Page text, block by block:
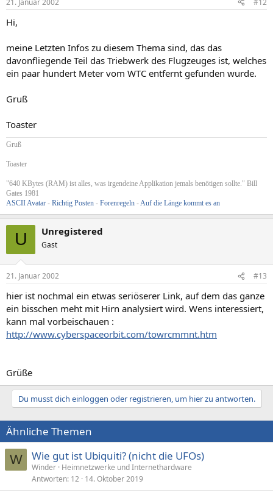
Hi,
meine Letzten Infos zu diesem Thema sind, das das
davonfliegende Teil das Triebwerk des Flugzeuges ist, welches
ein paar hundert Meter vom WTC entfernt gefunden wurde.
Gruß
Toaster
Gruß
Toaster
"640 KBytes (RAM) ist alles, was irgendeine Applikation jemals benötigen sollte." Bill
Gates 1981
ASCII Avatar - Richtig Posten - Forenregeln - Auf die Länge kommt es an
U Unregistered
Gast
21. Januar 2002 #13
hier ist nochmal ein etwas seriöserer Link, auf dem das ganze
ein bisschen meht mit Hirn analysiert wird. Wens interessiert,
kann mal vorbeischauen :
http://www.cyberspaceorbit.com/towrcmmnt.htm
Grüße
Du musst dich einloggen oder registrieren, um hier zu antworten.
Ähnliche Themen
W Wie gut ist Ubiquiti? (nicht die UFOs)
Winder Heimnetzwerke und Internethardware
Antworten 12 14. Oktober 2019